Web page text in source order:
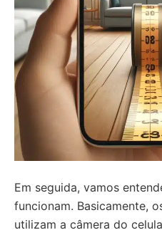
Em seguida, vamos
funcionam. Basicamente,
utilizam a câmera do